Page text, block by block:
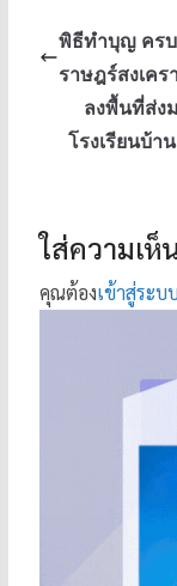
พิธีทำบุญ ครบ
ราษฎร์สงเคร
ลงพื้นที่ส่ง
โรงเรียนบ้า
ใส่ความเห็
คุณต้องเข้าสู่ระบบ